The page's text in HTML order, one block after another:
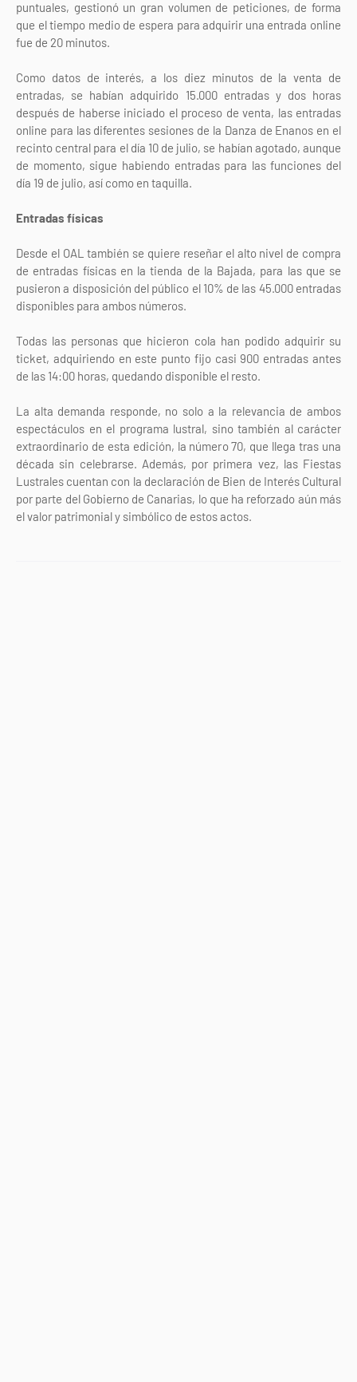
puntuales, gestionó un gran volumen de peticiones, de forma
que el tiempo medio de espera para adquirir una entrada online
fue de 20 minutos.
Como datos de interés, a los diez minutos de la venta de
entradas, se habían adquirido 15.000 entradas y dos horas
después de haberse iniciado el proceso de venta, las entradas
online para las diferentes sesiones de la Danza de Enanos en el
recinto central para el día 10 de julio, se habían agotado, aunque
de momento, sigue habiendo entradas para las funciones del
día 19 de julio, así como en taquilla.
Entradas físicas
Desde el OAL también se quiere reseñar el alto nivel de compra
de entradas físicas en la tienda de la Bajada, para las que se
pusieron a disposición del público el 10% de las 45.000 entradas
disponibles para ambos números.
Todas las personas que hicieron cola han podido adquirir su
ticket, adquiriendo en este punto fijo casi 900 entradas antes
de las 14:00 horas, quedando disponible el resto.
La alta demanda responde, no solo a la relevancia de ambos
espectáculos en el programa lustral, sino también al carácter
extraordinario de esta edición, la número 70, que llega tras una
década sin celebrarse. Además, por primera vez, las Fiestas
Lustrales cuentan con la declaración de Bien de Interés Cultural
por parte del Gobierno de Canarias, lo que ha reforzado aún más
el valor patrimonial y simbólico de estos actos.